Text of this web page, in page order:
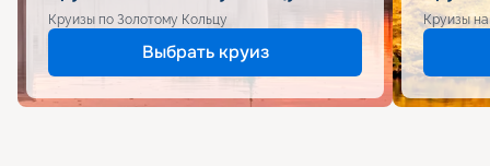
Круизы по Золотому Кольцу
Выбрать круиз
Круизы